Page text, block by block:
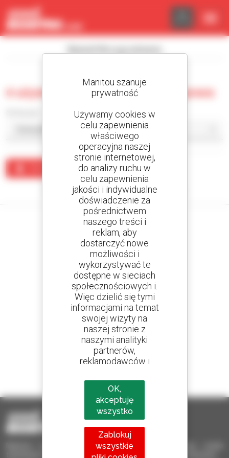
0 używana ładowarka teleskopowa
Żaden wynik nie odpowiada wyszukiwaniu.
Utwórz swoje alerty
i otrzymuj ogłoszenia o sprzęcie używanym
800 dealerów
Manitou na całym świecie
Manitou Używane – Używany sprzęt przeładunkowy: wózki
teleskopowe, wózki masztowe, samojezdne podnośniki koszowe
Panel zarządzania plikami cookies
Manitou szanuje
prywatność
Używamy cookies w
celu zapewnienia
właściwego
operacyjna naszej
stronie internetowej,
do analizy ruchu w
celu zapewnienia
jakości i indywidualne
doświadczenie za
pośrednictwem
naszego treści i
reklam, aby
dostarczyć nowe
możliwości i
wykorzystywać te
dostępne w sieciach
społecznościowych i.
Więc dzielić się tymi
informacjami na temat
swojej wizyty na
naszej stronie z
naszymi analityki
partnerów,
reklamodawców i
OK,
akceptuję
wszystko
Zablokuj
wszystkie